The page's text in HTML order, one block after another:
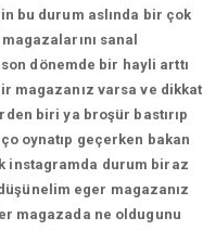
bu durum aslında bir çok
sanal
dönemde bir hayli arttı
magazanız varsa ve dikkat
biri ya broşür bastırıp
oynatıp geçerken bakan
instagramda durum biraz
eger magazanız
magazada ne oldugunu